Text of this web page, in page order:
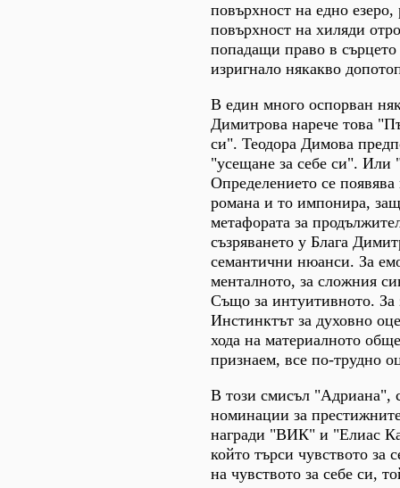
повърхност на едно езеро,
повърхност на хиляди
попадащи право в сърцето
изригнало някакво
В един много оспорван
Димитрова нарече това
си". Теодора Димова
"усещане за себе си". Или
Определението се
романа и то импонира,
метафората за
съзряването у Блага
семантични нюанси. За
менталното, за сложния
Също за интуитивното. За
Инстинктът за духовно
хода на материалното
признаем, все по-трудно
В този смисъл "Адриана",
номинации за
награди "ВИК" и "Елиас
който търси чувството за
на чувството за себе си,